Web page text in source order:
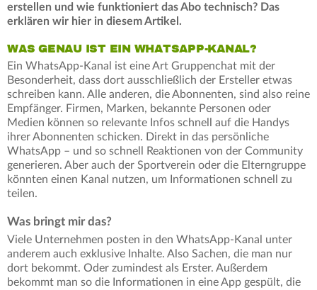
erstellen und wie funktioniert das Abo technisch? Das
erklären wir hier in diesem Artikel.
WAS GENAU IST EIN WHATSAPP-KANAL?
Ein WhatsApp-Kanal ist eine Art Gruppenchat mit der
Besonderheit, dass dort ausschließlich der Ersteller etwas
schreiben kann. Alle anderen, die Abonnenten, sind also reine
Empfänger. Firmen, Marken, bekannte Personen oder
Medien können so relevante Infos schnell auf die Handys
ihrer Abonnenten schicken. Direkt in das persönliche
WhatsApp ­– und so schnell Reaktionen von der Community
generieren. Aber auch der Sportverein oder die Elterngruppe
könnten einen Kanal nutzen, um Informationen schnell zu
teilen.
Was bringt mir das?
Viele Unternehmen posten in den WhatsApp-Kanal unter
anderem auch exklusive Inhalte. Also Sachen, die man nur
dort bekommt. Oder zumindest als Erster. Außerdem
bekommt man so die Informationen in eine App gespült, die